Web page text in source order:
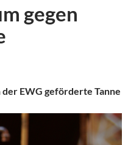
gegen
EWG geförderte Tanne